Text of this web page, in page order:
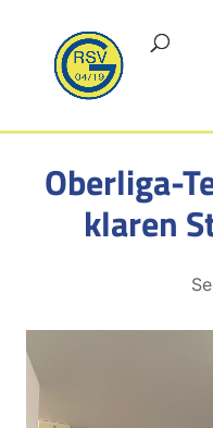
Oberliga-
klaren